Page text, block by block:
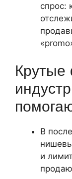
спрос:
Крутые
В
и